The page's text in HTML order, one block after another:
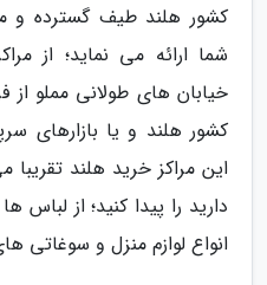
کشور هلند طیف گسترده و
شما ارائه می نماید؛ از
خیابان های طولانی مملو
کشور هلند و یا بازارهای
این مراکز خرید هلند
دارید را پیدا کنید؛ از لباس
انواع لوازم منزل و سوغاتی